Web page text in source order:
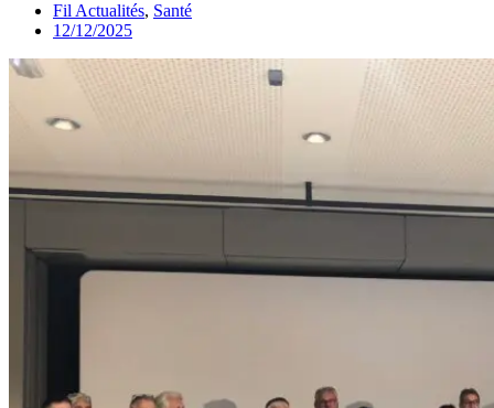
Fil Actualités, Santé
12/12/2025